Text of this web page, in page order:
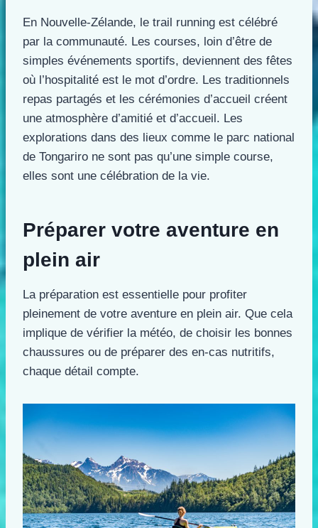
En Nouvelle-Zélande, le trail running est célébré
par la communauté. Les courses, loin d’être de
simples événements sportifs, deviennent des fêtes
où l’hospitalité est le mot d’ordre. Les traditionnels
repas partagés et les cérémonies d’accueil créent
une atmosphère d’amitié et d’accueil. Les
explorations dans des lieux comme le parc national
de Tongariro ne sont pas qu’une simple course,
elles sont une célébration de la vie.
Préparer votre aventure en
plein air
La préparation est essentielle pour profiter
pleinement de votre aventure en plein air. Que cela
implique de vérifier la météo, de choisir les bonnes
chaussures ou de préparer des en-cas nutritifs,
chaque détail compte.